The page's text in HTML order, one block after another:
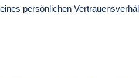
persönlichen